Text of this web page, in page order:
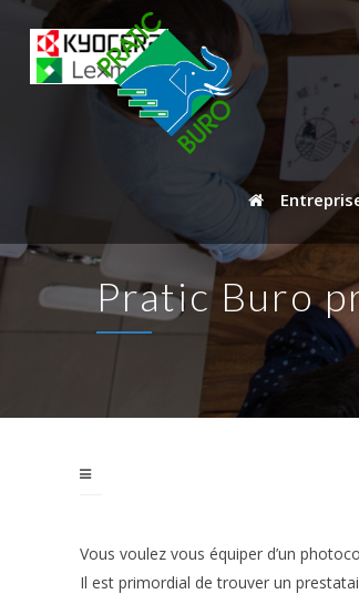
Pratic Buro
Vous voulez vous équiper d’un
Il est primordial de trouver un